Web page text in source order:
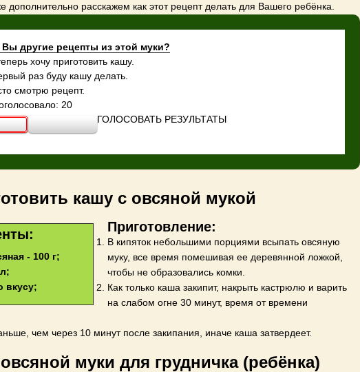
дополнительно расскажем как этот рецепт делать для Вашего ребёнка.
Вы другие рецепты из этой муки?
хочу приготовить кашу.
раз буду кашу делать.
смотрю рецепт.
20
ГОЛОСОВАТЬ РЕЗУЛЬТАТЫ
кашу с овсяной мукой
- 100 г;
вкусу;
Приготовление:
В кипяток небольшими порциями всыпать овсяную
муку, все время помешивая ее деревянной ложкой,
чтобы не образовались комки.
Как только каша закипит, накрыть кастрюлю и варить
на слабом огне 30 минут, время от времени
чем через 10 минут после закипания, иначе каша затвердеет.
муки для грудничка (ребёнка)